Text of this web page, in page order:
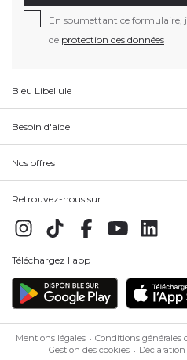
En soumettant ce formulaire,
de protection des données
Bleu Libellule
Besoin d'aide
Nos offres
Retrouvez-nous sur
Téléchargez l'app
Mentions légales Conditions générales
Gestion des cookies